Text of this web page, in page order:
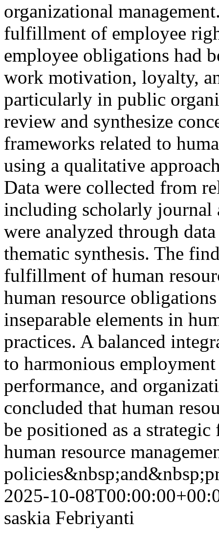
organizational
fulfillment of employee
employee obligations had
work motivation, loyalty,
particularly in public
review and synthesize
frameworks related to
using a qualitative
Data were collected from
including scholarly journal
were analyzed through
thematic synthesis. The
fulfillment of human
human resource
inseparable elements in
practices. A balanced
to harmonious
performance, and
concluded that human
be positioned as a
human resource
2025-10-
saskia Febriyanti